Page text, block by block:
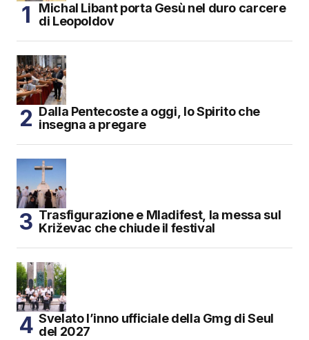
Michal Libant porta Gesù nel duro carcere
di Leopoldov
Dalla Pentecoste a oggi, lo Spirito che
insegna a pregare
Trasfigurazione e Mladifest, la messa sul
Križevac che chiude il festival
Svelato l’inno ufficiale della Gmg di Seul
del 2027